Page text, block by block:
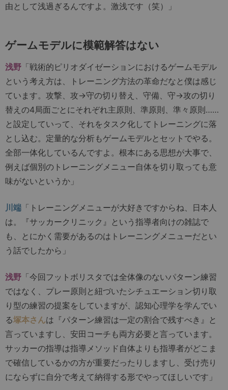
由として浅過ぎるんですよ。激浅です（笑）」
ゲームモデルに模範解答はない
浅野 「戦術的ピリオダイゼーションにおけるゲームモデル
という考え方は、トレーニング方法の革命だなと僕は感じ
ています。攻撃、攻→守の切り替え、守備、守→攻の切り
替えの4局面ごとにそれぞれ主原則、準原則、準々原則……
と設定していって、それをタスク化してトレーニングに落
とし込む。定量的な分析もゲームモデルとセットでやる。
全部一体化しているんですよ。根本にある思想が大事で、
例えば個別のトレーニングメニュー自体を切り取っても意
味がないというか」
川端 「トレーニングメニューが大好きですからね、日本人
は。『サッカークリニック』という指導者向けの雑誌で
も、とにかく需要があるのはトレーニングメニューだとい
う話でしたから」
浅野 「今回フットボリスタでは全体像のないパターン練習
ではなく、プレー原則と紐づいたシチュエーション切り取
り型の練習の提案をしていますが、認知心理学を学んでい
る塚本さんは『パターン練習は一定の割合で残すべき』と
言っていますし、安田コーチも両方必要と言っています。
サッカーの指導は指導メソッド自体よりも指導者がどこま
で確信しているかの方が重要だったりしますし、受け売り
にならずに自分で考えて納得する形でやってほしいです」